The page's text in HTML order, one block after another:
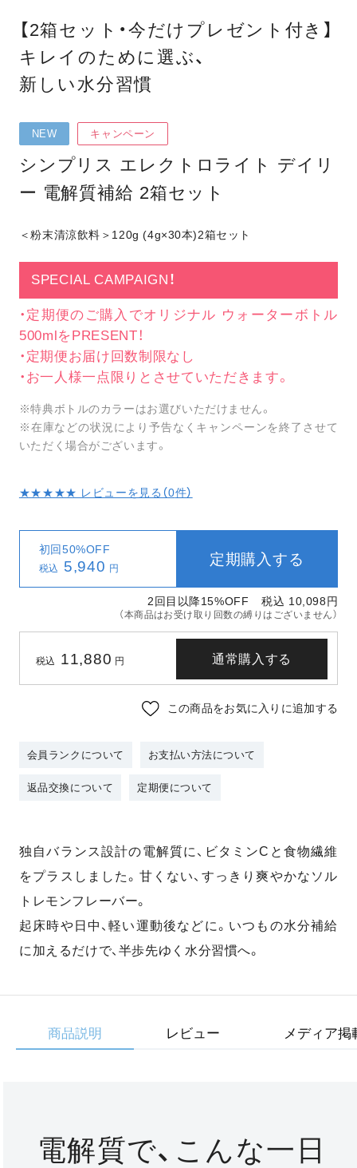
【2箱セット・今だけプレゼント付き】
キレイのために選ぶ、
新しい水分習慣
NEW キャンペーン
シンプリス エレクトロライト デイリ
ー 電解質補給 2箱セット
＜粉末清涼飲料＞120g (4g×30本)2箱セット
SPECIAL CAMPAIGN！
・定期便のご購入でオリジナル ウォーターボトル
500mlをPRESENT！
・定期便お届け回数制限なし
・お一人様一点限りとさせていただきます。
※特典ボトルのカラーはお選びいただけません。
※在庫などの状況により予告なくキャンペーンを終了させて
いただく場合がございます。
★★★★★ レビューを見る（0件）
初回50%OFF
税込 5,940 円
定期購入する
2回目以降15%OFF 税込 10,098円
（本商品はお受け取り回数の縛りはございません）
税込 11,880 円 通常購入する
この商品をお気に入りに追加する
会員ランクについて お支払い方法について
返品交換について 定期便について
独自バランス設計の電解質に、ビタミンCと食物繊維
をプラスしました。甘くない、すっきり爽やかなソル
トレモンフレーバー。
起床時や日中、軽い運動後などに。いつもの水分補給
に加えるだけで、半歩先ゆく水分習慣へ。
商品説明 レビュー メディア掲
電解質で、こんな一日